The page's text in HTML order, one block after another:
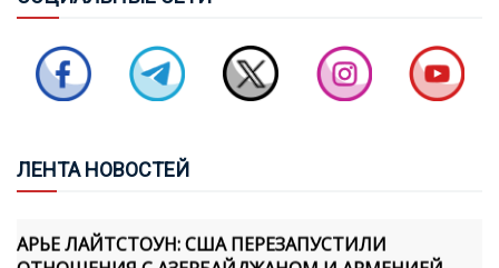
ЛЕНТА НОВОСТЕЙ
ЭКОНОМИЧЕСКИЕ ВОПРОСЫ
ПАШИНЯН ПОЗВОНИЛ ИЛЬХАМУ АЛИЕВУ, ЛИДЕРЫ
ОТНОШЕНИЯ С АЗЕРБАЙДЖАНОМ И АРМЕНИЕЙ